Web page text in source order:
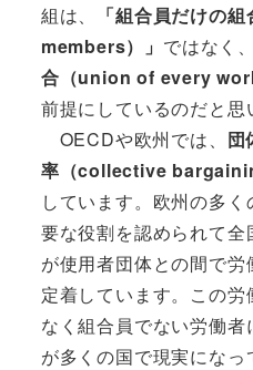
組は、
「組合員だけの
members）」 ではなく、
合（union of every
前提にしているのだと思
OECDや欧州では、 団
率（collective
しています。欧州の多
要な役割を認められて
が使用者団体との間で
定着しています。この
なく組合員でない労働
が多くの国で現実にな